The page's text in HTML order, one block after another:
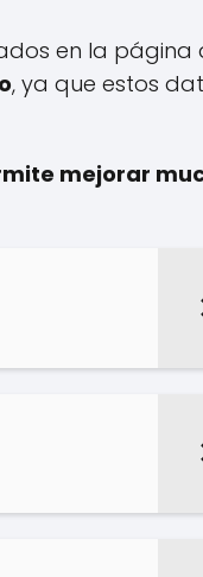
en la página
, ya que estos
mejorar